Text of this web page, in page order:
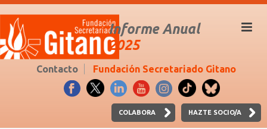
Informe Anual
2025
Contacto Fundación Secretariado Gitano
COLABORA HAZTE SOCIO/A